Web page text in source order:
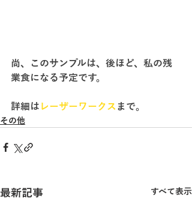
尚、このサンプルは、後ほど、私の残
業食になる予定です。
詳細は レーザーワークスまで。
その他
最新記事 すべて表示